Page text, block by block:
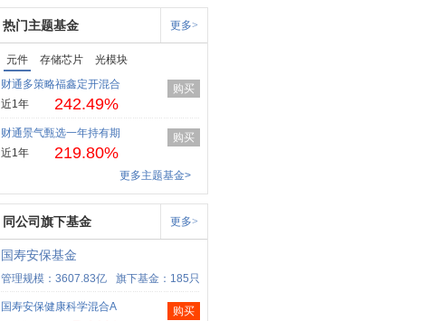
热门主题基金 更多>
元件 存储芯片
光模块
财通多策略福鑫定开混合
近1年
242.49%
购买
财通景气甄选一年持有期
近1年
219.80%
购买
更多主题基金>
同公司旗下基金 更多>
国寿安保基金
管理规模：3607.83亿 旗下基金：185只
国寿安保健康科学混合A
购买